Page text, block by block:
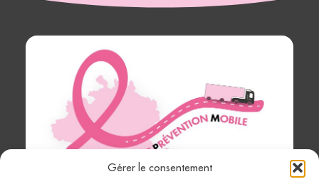
Gérer le consentement